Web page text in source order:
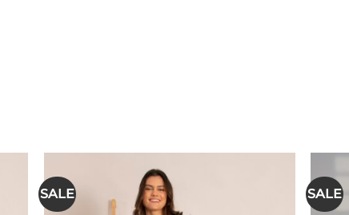
SALE SALE